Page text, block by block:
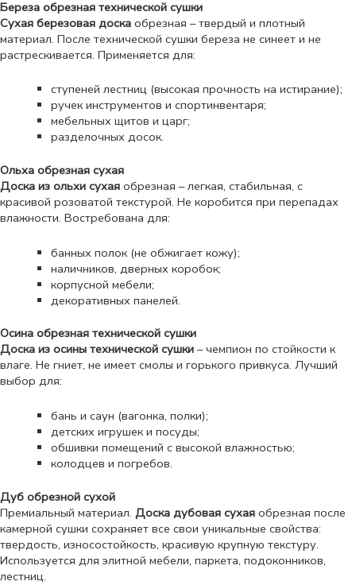
Береза обрезная технической сушки
Сухая березовая доска обрезная – твердый и плотный
материал. После технической сушки береза не синеет и не
растрескивается. Применяется для:
ступеней лестниц (высокая прочность на истирание);
ручек инструментов и спортинвентаря;
мебельных щитов и царг;
разделочных досок.
Ольха обрезная сухая
Доска из ольхи сухая обрезная – легкая, стабильная, с
красивой розоватой текстурой. Не коробится при перепадах
влажности. Востребована для:
банных полок (не обжигает кожу);
наличников, дверных коробок;
корпусной мебели;
декоративных панелей.
Осина обрезная технической сушки
Доска из осины технической сушки – чемпион по стойкости к
влаге. Не гниет, не имеет смолы и горького привкуса. Лучший
выбор для:
бань и саун (вагонка, полки);
детских игрушек и посуды;
обшивки помещений с высокой влажностью;
колодцев и погребов.
Дуб обрезной сухой
Премиальный материал. Доска дубовая сухая обрезная после
камерной сушки сохраняет все свои уникальные свойства:
твердость, износостойкость, красивую крупную текстуру.
Используется для элитной мебели, паркета, подоконников,
лестниц.